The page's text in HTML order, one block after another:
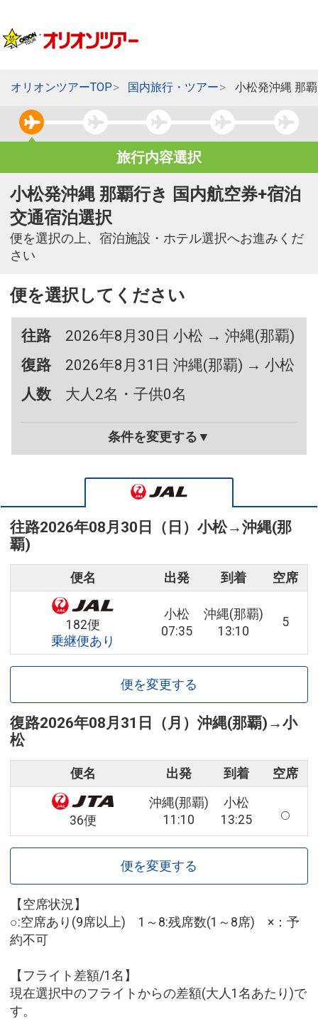
オリオンツアーTOP 国内旅行・ツアー 小松発沖縄 那
旅行内容選択
小松発沖縄 那覇行き 国内航空券+宿泊
交通宿泊選択
便を選択の上、宿泊施設・ホテル選択へお進みくだ
さい
便を選択してください
往路
2026年8月30日 小松 → 沖縄(那覇)
復路
2026年8月31日 沖縄(那覇) → 小松
人数
大人2名・子供0名
条件を変更する▼
往路2026年08月30日（日） 小松→沖縄(那
覇)
便名 出発 到着 空席
182便
乗継便あり
小松
07:35
沖縄(那覇)
13:10
5
便を変更する
復路2026年08月31日（月） 沖縄(那覇) →小
松
便名 出発 到着 空席
36便
沖縄(那覇)
11:10
小松
13:25
便を変更する
【空席状況】
○:空席あり(9席以上) 1～8:残席数(1～8席) ×：予
約不可
【フライト差額/1名】
現在選択中のフライトからの差額(大人1名あたり)で
す。